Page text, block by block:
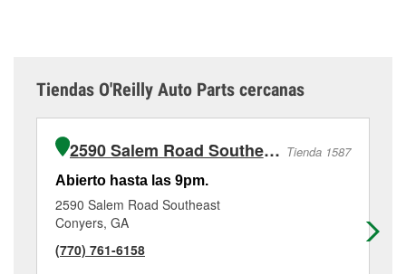
Tiendas O'Reilly Auto Parts cercanas
2590 Salem Road Southeast Tienda 1587
Abierto hasta las 9pm.
2590 Salem Road Southeast
Conyers, GA
(770) 761-6158